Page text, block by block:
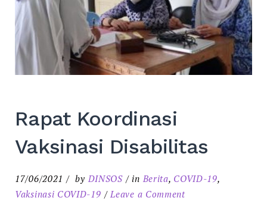
Rapat Koordinasi
Vaksinasi Disabilitas
17/06/2021 by DINSOS in Berita, COVID-19,
Vaksinasi COVID-19
Leave a Commenton